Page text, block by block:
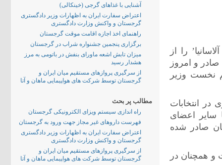
را از
کرد. این حکم در تاریخ 21 ژانویه صادر و امروز
نخست وزیر
در انتخابات
سایر اعضای
صادر شده
و همچنان در
آشنایی با غذاهای گرجی (خینکالی)
اعتراض سفارت ایران به اظهارات وزیر دادگستری
گرجستان و واکنش وزارت دادگستری
راهنمای اخذ اجازه اقامت موقت گرجستان
برگزاری پنجمین جشنواره شراب در گرجستان
میزان تابش اشعه ماورای بنفش در باتومی به مرز
هشدار رسید
از سرگیری پروازهای مستقیم میان ایران و
گرجستان توسط شرکت های هواپیمایی ماهان و آتا
مطالب پر بحث
راه اندازی سیستم ویزای الکترونیکی گرجستان
فهرست داروهای غیر مجاز جهت ورود به گرجستان
اعتراض سفارت ایران به اظهارات وزیر دادگستری
گرجستان و واکنش وزارت دادگستری
از سرگیری پروازهای مستقیم میان ایران و
گرجستان توسط شرکت های هواپیمایی ماهان و آتا